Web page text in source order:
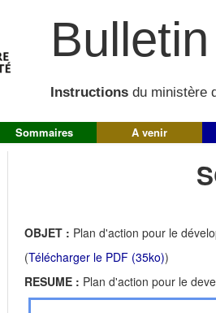
Instructions du ministère
Sommaires A venir
OBJET : Plan d'action pour le
(Télécharger le PDF (35ko))
RESUME : Plan d'action pour le